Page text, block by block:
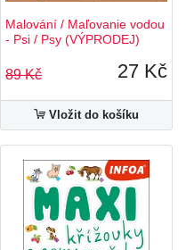
Malování / Maľovanie vodou
- Psi / Psy (VÝPRODEJ)
89 Kč 27 Kč
Vložit do košíku